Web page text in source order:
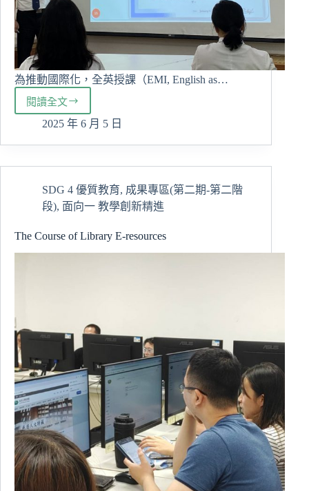
動
為推動國際化，全英授課（EMI, English as…
閱讀全文
非
英
長
能
全
教
學！
分
突
破
心
防
的
關
鍵
歷
程
2025 年 6 月 5 日
SDG 4 優質教育, 成果專區(第二期-第二階
段), 面向一 教學創新精進
The Course of Library E-resources